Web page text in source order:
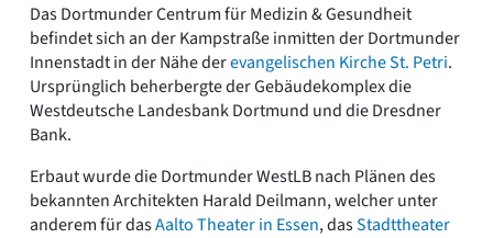
Das Dortmunder Centrum für Medizin & Gesundheit
befindet sich an der Kampstraße inmitten der Dortmunder
Innenstadt in der Nähe derevangelischen Kirche St. Petri.
Ursprünglich beherbergte der Gebäudekomplex die
Westdeutsche Landesbank Dortmund und die Dresdner
Bank.
Erbaut wurde die Dortmunder WestLB nach Plänen des
bekannten Architekten Harald Deilmann, welcher unter
anderem für dasAalto Theater in Essen, dasStadttheater